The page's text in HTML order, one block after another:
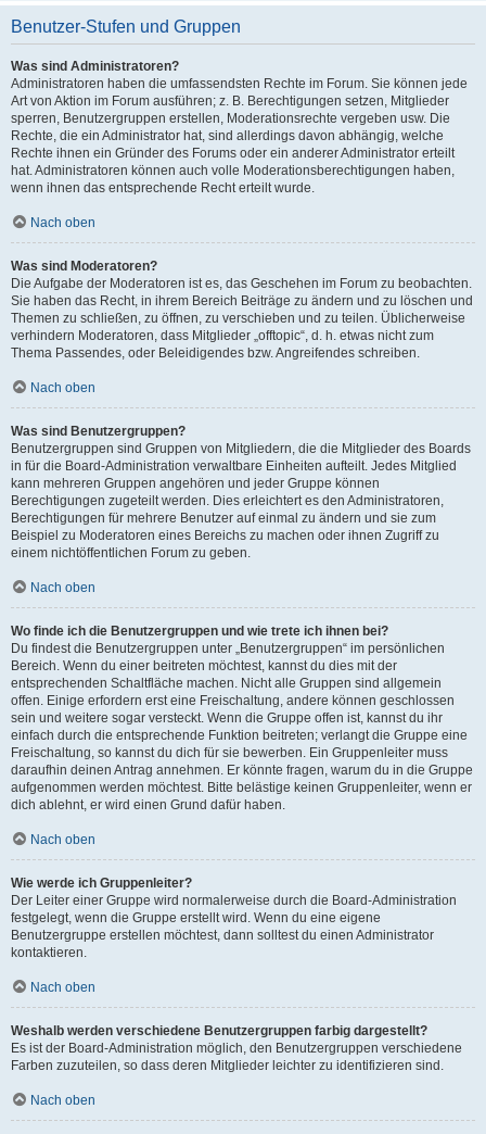
Benutzer-Stufen und Gruppen
Was sind Administratoren?
Administratoren haben die umfassendsten Rechte im Forum. Sie können jede
Art von Aktion im Forum ausführen; z. B. Berechtigungen setzen, Mitglieder
sperren, Benutzergruppen erstellen, Moderationsrechte vergeben usw. Die
Rechte, die ein Administrator hat, sind allerdings davon abhängig, welche
Rechte ihnen ein Gründer des Forums oder ein anderer Administrator erteilt
hat. Administratoren können auch volle Moderationsberechtigungen haben,
wenn ihnen das entsprechende Recht erteilt wurde.
Nach oben
Was sind Moderatoren?
Die Aufgabe der Moderatoren ist es, das Geschehen im Forum zu beobachten.
Sie haben das Recht, in ihrem Bereich Beiträge zu ändern und zu löschen und
Themen zu schließen, zu öffnen, zu verschieben und zu teilen. Üblicherweise
verhindern Moderatoren, dass Mitglieder „offtopic“, d. h. etwas nicht zum
Thema Passendes, oder Beleidigendes bzw. Angreifendes schreiben.
Nach oben
Was sind Benutzergruppen?
Benutzergruppen sind Gruppen von Mitgliedern, die die Mitglieder des Boards
in für die Board-Administration verwaltbare Einheiten aufteilt. Jedes Mitglied
kann mehreren Gruppen angehören und jeder Gruppe können
Berechtigungen zugeteilt werden. Dies erleichtert es den Administratoren,
Berechtigungen für mehrere Benutzer auf einmal zu ändern und sie zum
Beispiel zu Moderatoren eines Bereichs zu machen oder ihnen Zugriff zu
einem nichtöffentlichen Forum zu geben.
Nach oben
Wo finde ich die Benutzergruppen und wie trete ich ihnen bei?
Du findest die Benutzergruppen unter „Benutzergruppen“ im persönlichen
Bereich. Wenn du einer beitreten möchtest, kannst du dies mit der
entsprechenden Schaltfläche machen. Nicht alle Gruppen sind allgemein
offen. Einige erfordern erst eine Freischaltung, andere können geschlossen
sein und weitere sogar versteckt. Wenn die Gruppe offen ist, kannst du ihr
einfach durch die entsprechende Funktion beitreten; verlangt die Gruppe eine
Freischaltung, so kannst du dich für sie bewerben. Ein Gruppenleiter muss
daraufhin deinen Antrag annehmen. Er könnte fragen, warum du in die Gruppe
aufgenommen werden möchtest. Bitte belästige keinen Gruppenleiter, wenn er
dich ablehnt, er wird einen Grund dafür haben.
Nach oben
Wie werde ich Gruppenleiter?
Der Leiter einer Gruppe wird normalerweise durch die Board-Administration
festgelegt, wenn die Gruppe erstellt wird. Wenn du eine eigene
Benutzergruppe erstellen möchtest, dann solltest du einen Administrator
kontaktieren.
Nach oben
Weshalb werden verschiedene Benutzergruppen farbig dargestellt?
Es ist der Board-Administration möglich, den Benutzergruppen verschiedene
Farben zuzuteilen, so dass deren Mitglieder leichter zu identifizieren sind.
Nach oben